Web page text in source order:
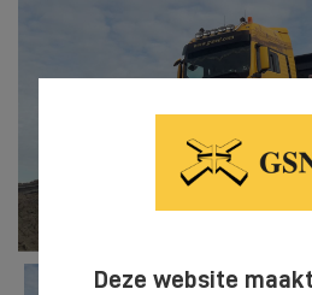
Deze website